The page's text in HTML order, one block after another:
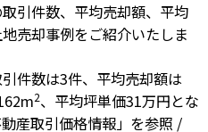
引件数、平均売却額、平均
売却事例をご紹介いたしま
件数は3件、 平均売却額は
2、 平均坪単価31万円とな
産取引価格情報」を参照 /